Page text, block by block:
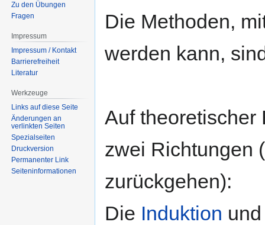
Die Methoden,
werden kann,
Auf theoretischer
zwei Richtungen
zurückgehen):
Die Induktion
Zu den Übungen
Fragen
Impressum
Impressum / Kontakt
Barrierefreiheit
Literatur
Werkzeuge
Links auf diese Seite
Änderungen an
verlinkten Seiten
Spezialseiten
Druckversion
Permanenter Link
Seiten­informationen